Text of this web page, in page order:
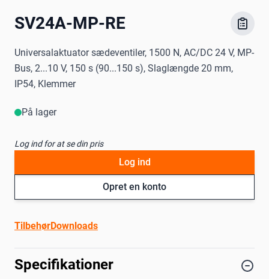
SV24A-MP-RE
Universalaktuator sædeventiler, 1500 N, AC/DC 24 V, MP-
Bus, 2...10 V, 150 s (90...150 s), Slaglængde 20 mm,
IP54, Klemmer
På lager
Log ind for at se din pris
Opret en konto
Log ind
TilbehørDownloads
Specifikationer